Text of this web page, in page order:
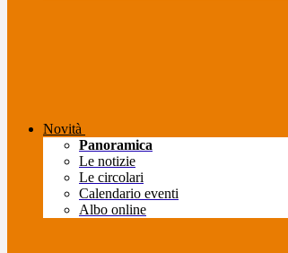
Novità
Panoramica
Le notizie
Le circolari
Calendario eventi
Albo online